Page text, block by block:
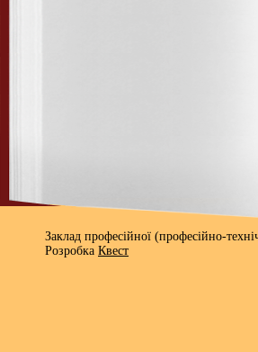
Заклад професійної (професійно-
Розробка Квест